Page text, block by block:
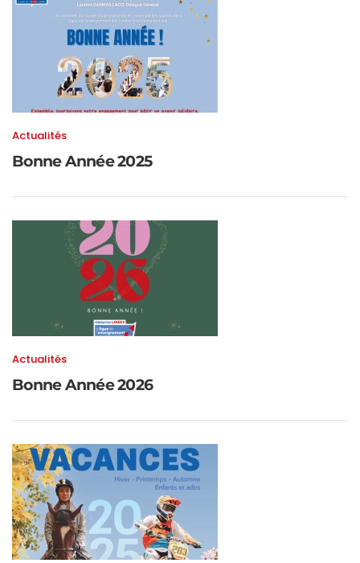
Actualités
Bonne Année 2025
Actualités
Bonne Année 2026